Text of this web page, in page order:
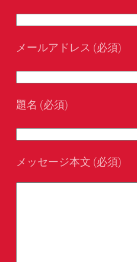
メールアドレス (必須)
題名 (必須)
メッセージ本文 (必須)